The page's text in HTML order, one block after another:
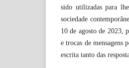
sido utilizadas para
sociedade
10 de agosto de 2023,
e trocas de
escrita tanto das